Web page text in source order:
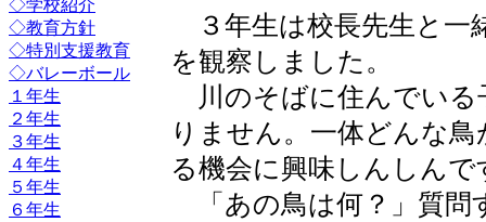
◇学校紹介
◇教育方針
◇特別支援教育
◇バレーボール
１年生
２年生
３年生
４年生
５年生
６年生
３年生は校長先生と一
を観察しました。
川のそばに住んでいる
りません。一体どんな
る機会に興味しんしんで
「あの鳥は何？」質問